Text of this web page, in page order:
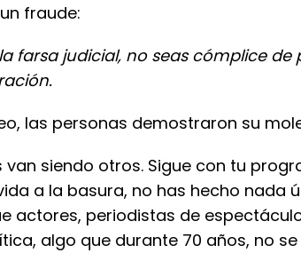
fraude:
farsa judicial, no seas cómplice de
las personas demostraron su
van siendo otros. Sigue con tu
a la basura, no has hecho nada
actores, periodistas de
algo que durante 70 años, no